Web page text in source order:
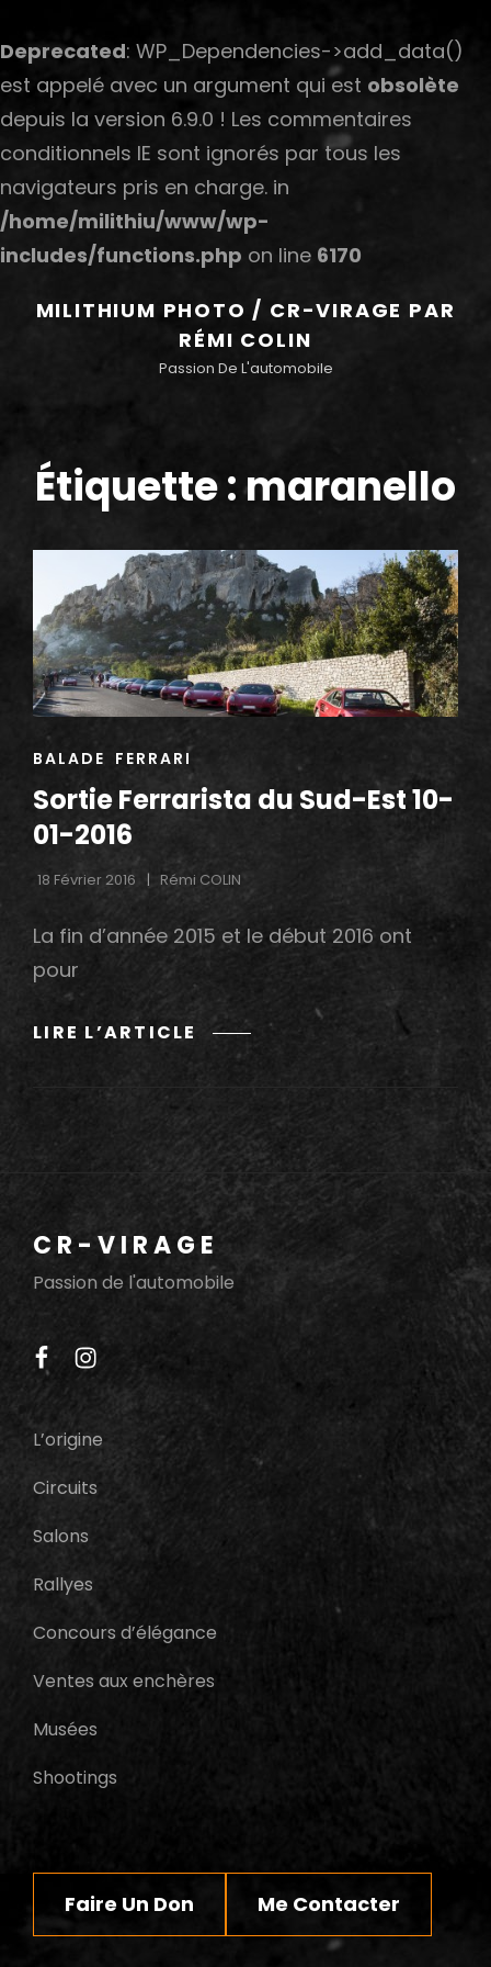
Deprecated: WP_Dependencies->add_data()
est appelé avec un argument qui est obsolète
depuis la version 6.9.0 ! Les commentaires
conditionnels IE sont ignorés par tous les
navigateurs pris en charge. in
/home/milithiu/www/wp-
includes/functions.php on line 6170
MILITHIUM PHOTO / CR-VIRAGE PAR
RÉMI COLIN
Passion De L'automobile
Étiquette :maranello
CAT
BALADE FERRARI
Sortie Ferrarista du Sud-Est 10-
01-2016
18 Février 2016 Rémi COLIN
La fin d’année 2015 et le début 2016 ont
pour
LIRE L’ARTICLE
SORTIE
FERRARISTA
EST
10-
01-
2016
CR-VIRAGE
Passion de l'automobile
facebook
instagram
L’origine
Circuits
Salons
Rallyes
Concours d’élégance
Ventes aux enchères
Musées
Shootings
Faire Un Don Me Contacter